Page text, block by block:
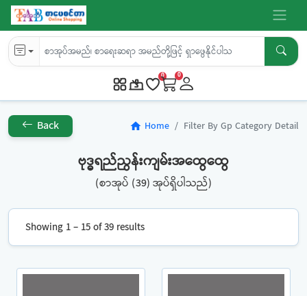
0 0
Back home Home Filter By Gp Category Detail
ဗုဒ္ဓရည်ညွန်းကျမ်းအထွေထွေ
(စာအုပ် (39) အုပ်ရှိပါသည်)
Showing 1 – 15 of 39 results